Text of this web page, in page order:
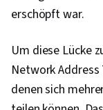
erschöpft war.
Um diese Lücke
Network
denen sich